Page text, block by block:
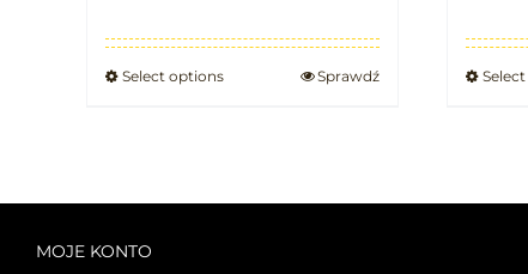
Select options Sprawdź
MOJE KONTO